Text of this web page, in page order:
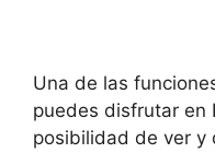
Una de ⁤las
puedes⁣ disfrutar ⁤en
posibilidad de ver y